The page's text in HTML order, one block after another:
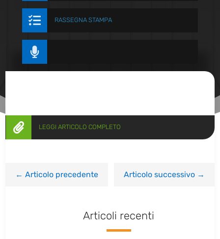
 RASSEGNA STAMPA

 LEGGI ARTICOLO COMPLETO
←Articolo precedente Articolo successivo→
Articoli recenti